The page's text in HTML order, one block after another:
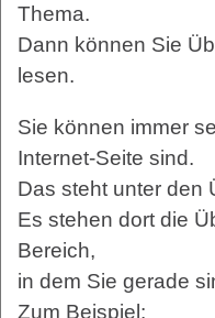
Thema.
Dann können Sie
lesen.
Sie können immer
Internet-Seite sind.
Das steht unter den
Es stehen dort die
Bereich,
in dem Sie gerade
Zum Beispiel: